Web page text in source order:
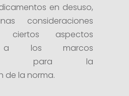
en desuso,
consideraciones
aspectos
a los marcos
para la
de la norma.